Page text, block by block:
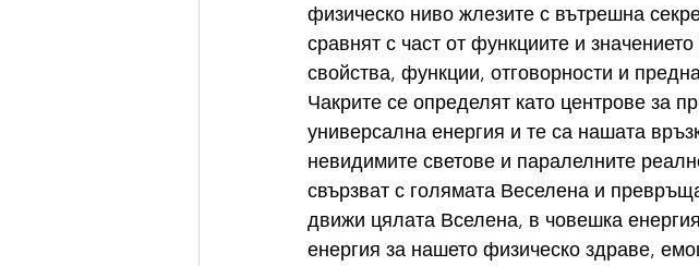
физическо ниво жлезите с вътрешна
сравнят с част от функциите и
свойства, функции, отговорности и
Чакрите се определят като центрове за
универсална енергия и те са нашата
невидимите светове и паралелните
свързват с голямата Веселена и
движи цялата Вселена, в човешка
енергия за нашето физическо здраве,